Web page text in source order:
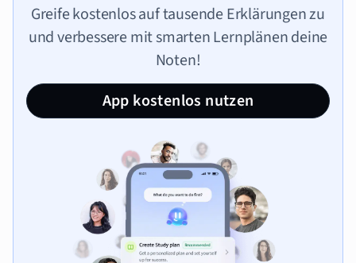
Greife kostenlos auf tausende Erklärungen zu
und verbessere mit smarten Lernplänen deine
Noten!
App kostenlos nutzen